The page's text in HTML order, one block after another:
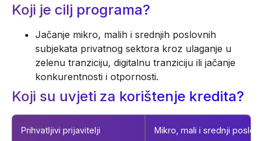
Koji je cilj programa?
Jačanje mikro, malih i srednjih poslovnih
subjekata privatnog sektora kroz ulaganje u
zelenu tranziciju, digitalnu tranziciju ili jačanje
konkurentnosti i otpornosti.
Koji su uvjeti za korištenje kredita?
Prihvatljivi prijavitelji Mikro, mali i srednji